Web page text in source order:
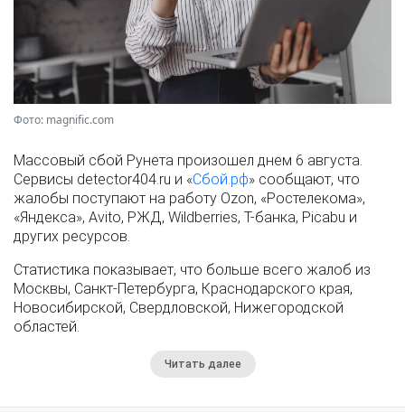
Фото: magnific.com
Массовый сбой Рунета произошел днем 6 августа.
Сервисы detector404.ru и «Сбой.рф» сообщают, что
жалобы поступают на работу Ozon, «Ростелекома»,
«Яндекса», Avito, РЖД, Wildberries, Т-банка, Picabu и
других ресурсов.
Статистика показывает, что больше всего жалоб из
Москвы, Санкт-Петербурга, Краснодарского края,
Новосибирской, Свердловской, Нижегородской
областей.
Читать далее